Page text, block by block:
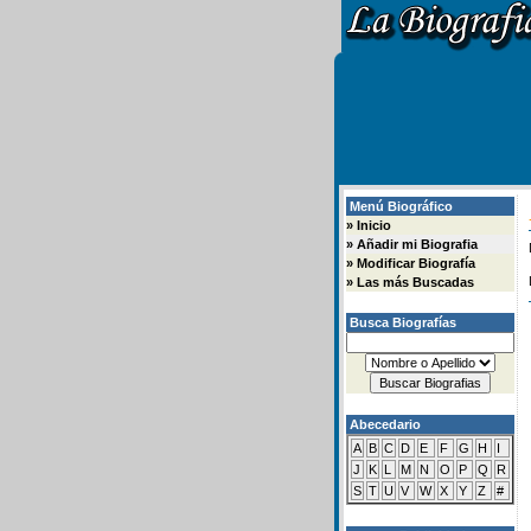
Menú Biográfico
» Inicio
» Añadir mi Biografia
» Modificar Biografía
» Las más Buscadas
Busca Biografías
Abecedario
A B C D E F G H
I
J
K L M N O P Q
R
S T U V W X Y Z #